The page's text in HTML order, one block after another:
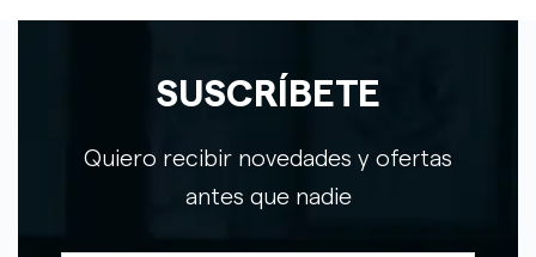
SUSCRÍBETE
Quiero recibir novedades y ofertas
antes que nadie